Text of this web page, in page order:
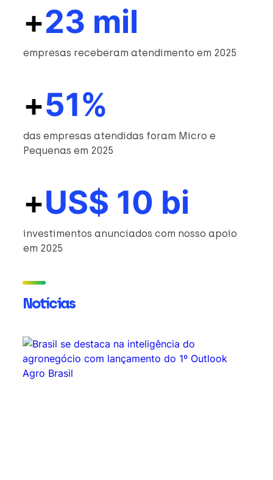
+23 mil
empresas receberam atendimento em 2025
+51%
das empresas atendidas foram Micro e
Pequenas em 2025
+US$ 10 bi
investimentos anunciados com nosso apoio
em 2025
Notícias